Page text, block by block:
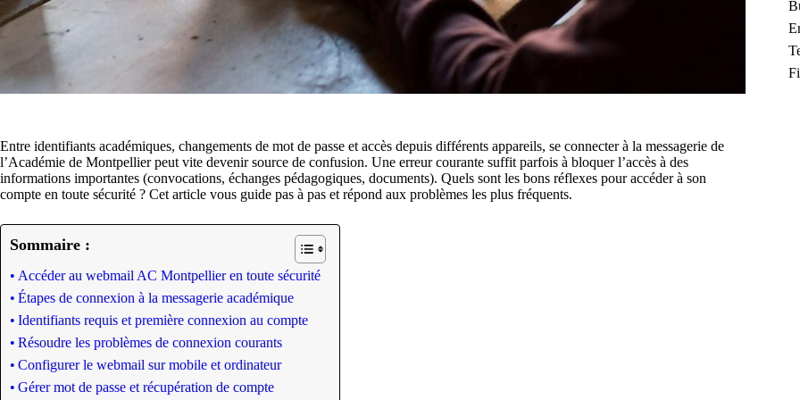
Entre identifiants académiques, changements de mot de passe et accès depuis différents appareils, se connecter à la messagerie de
l’Académie de Montpellier peut vite devenir source de confusion. Une erreur courante suffit parfois à bloquer l’accès à des
informations importantes (convocations, échanges pédagogiques, documents). Quels sont les bons réflexes pour accéder à son
compte en toute sécurité ? Cet article vous guide pas à pas et répond aux problèmes les plus fréquents.
Sommaire :
Accéder au webmail AC Montpellier en toute sécurité
Étapes de connexion à la messagerie académique
Identifiants requis et première connexion au compte
Résoudre les problèmes de connexion courants
Configurer le webmail sur mobile et ordinateur
Gérer mot de passe et récupération de compte